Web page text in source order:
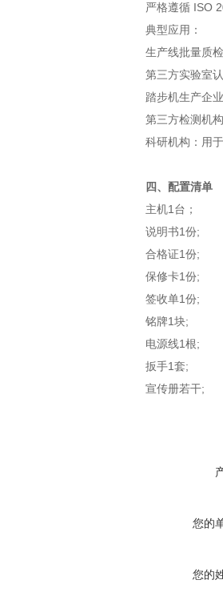
严格遵循 ISO
‌典型应用‌：
生产线批量质检
第三方实验室认
踏步机生产企
第三方检测机
科研机构：用
四、配置清单
主机1台；
说明书1份;
合格证1份;
保修卡1份;
签收单1份;
铭牌1块;
电源线1根;
扳手1套;
宣传册若干;
您的
您的